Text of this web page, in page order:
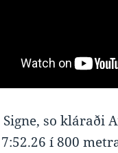
so kláraði
í 800